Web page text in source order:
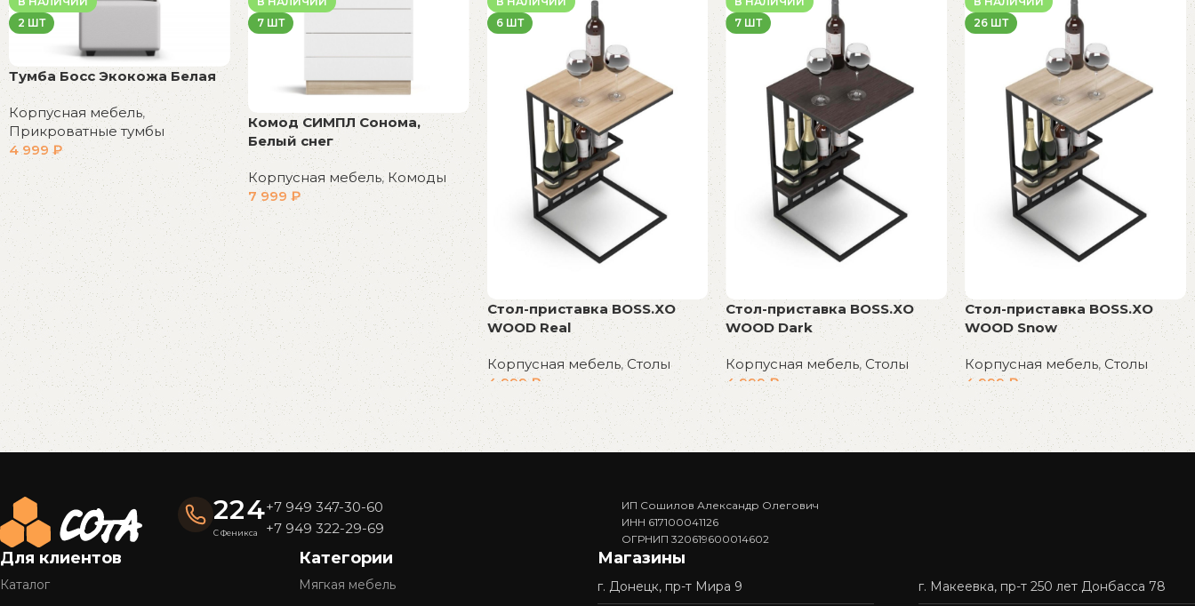
2 ШТ
Тумба Босс Экокожа Белая
Корпусная мебель,
Прикроватные тумбы
4 999₽
В корзину
7 ШТ
Комод СИМПЛ Сонома,
Белый снег
Корпусная мебель, Комоды
7 999 ₽
В корзину
6 ШТ
Стол-приставка BOSS.XO
WOOD Real
Корпусная мебель,Столы
4 999 ₽
В корзину
7 ШТ
Стол-приставка BOSS.XO
WOOD Dark
Корпусная мебель, Столы
4 999₽
В корзину
26 ШТ
Стол-приставка BOSS.XO
WOOD Snow
Корпусная мебель,Столы
4 999 ₽
В корзину
Read More
224
С Феникса
+7 949 347-30-60
+7 949 322-29-69
ИП Сошилов Александр Олегович
ИНН 617100041126
ОГРНИП 320619600014602
Для клиентов
Каталог
Категории
Мягкая мебель
Магазины
г. Донецк, пр-т Мира 9 г. Макеевка, пр-т 250 лет Донбасса 78